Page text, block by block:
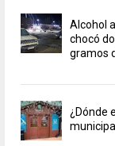
Alcohol
chocó
gramos
¿Dónde